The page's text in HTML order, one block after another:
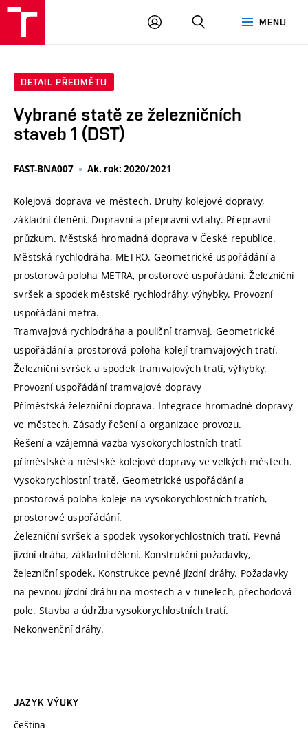
MENU
PŘIHLÁSIT
DETAIL PŘEDMĚTU
Vybrané statě ze železničních
staveb 1 (DST)
FAST-BNA007 Ak. rok: 2020/2021
Kolejová doprava ve městech. Druhy kolejové dopravy,
základní členění. Dopravní a přepravní vztahy. Přepravní
průzkum. Městská hromadná doprava v České republice.
Městská rychlodráha, METRO. Geometrické uspořádání a
prostorová poloha METRA, prostorové uspořádání. Železniční
svršek a spodek městské rychlodráhy, výhybky. Provozní
uspořádání metra.
Tramvajová rychlodráha a pouliční tramvaj. Geometrické
uspořádání a prostorová poloha kolejí tramvajových tratí.
Železniční svršek a spodek tramvajových tratí, výhybky.
Provozní uspořádání tramvajové dopravy
Příměstská železniční doprava. Integrace hromadné dopravy
ve městech. Zásady řešení a organizace provozu.
Řešení a vzájemná vazba vysokorychlostních tratí,
příměstské a městské kolejové dopravy ve velkých městech.
Vysokorychlostní tratě. Geometrické uspořádání a
prostorová poloha koleje na vysokorychlostních tratích,
prostorové uspořádání.
Železniční svršek a spodek vysokorychlostních tratí. Pevná
jízdní dráha, základní dělení. Konstrukční požadavky,
železniční spodek. Konstrukce pevné jízdní dráhy. Požadavky
na pevnou jízdní dráhu na mostech a v tunelech, přechodová
pole. Stavba a údržba vysokorychlostních tratí.
Nekonvenční dráhy.
JAZYK VÝUKY
čeština